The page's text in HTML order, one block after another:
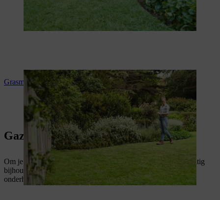
Grasmatten leggen
Gazon correct onderhouden
Om je gazon gezond te houden, is het nodig dat je het regelmatig
bijhoudt. In onze gidsen vind je de belangrijkste tips voor het
onderhoud van je gazon.